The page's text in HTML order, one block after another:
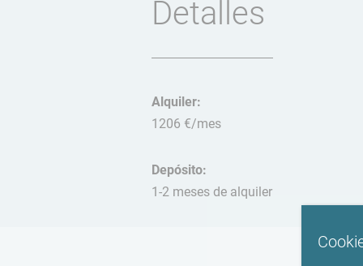
Detalles
Alquiler:
1206 €/mes
Depósito:
1-2 meses de alquiler